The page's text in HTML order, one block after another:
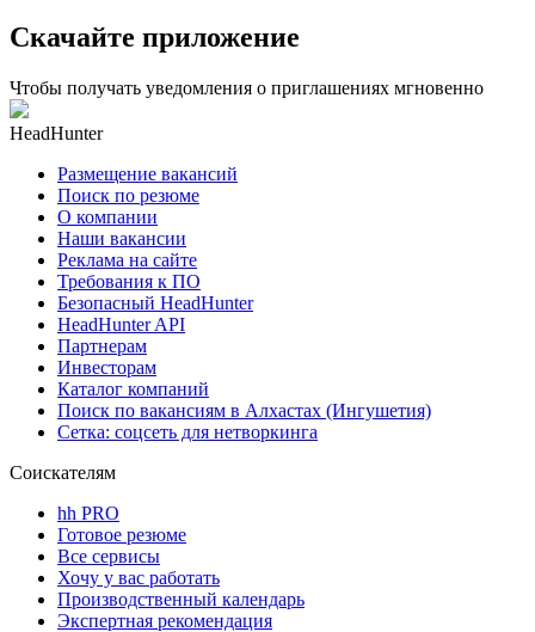
Скачайте приложение
Чтобы получать уведомления о приглашениях мгновенно
HeadHunter
Размещение вакансий
Поиск по резюме
О компании
Наши вакансии
Реклама на сайте
Требования к ПО
Безопасный HeadHunter
HeadHunter API
Партнерам
Инвесторам
Каталог компаний
Поиск по вакансиям в Алхастах (Ингушетия)
Сетка: соцсеть для нетворкинга
Соискателям
hh PRO
Готовое резюме
Все сервисы
Хочу у вас работать
Производственный календарь
Экспертная рекомендация